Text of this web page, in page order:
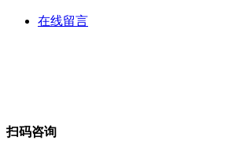
在线留言
扫码咨询